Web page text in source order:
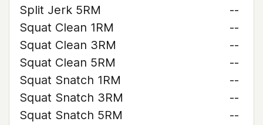
Split Jerk 5RM
--
Squat Clean 1RM
--
Squat Clean 3RM
--
Squat Clean 5RM
--
Squat Snatch 1RM
--
Squat Snatch 3RM
--
Squat Snatch 5RM
--